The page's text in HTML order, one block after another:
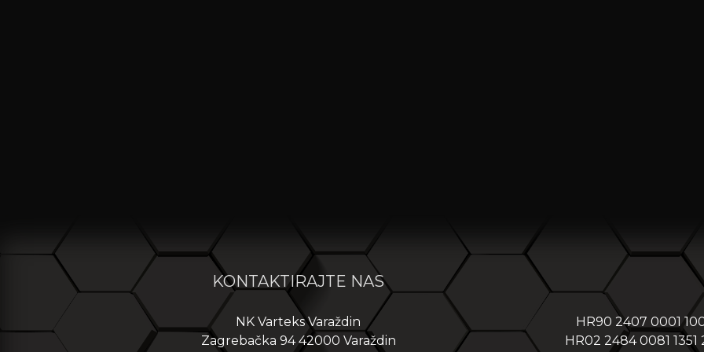
KONTAKTIRAJTE NAS
NK Varteks Varaždin
Zagrebačka 94 42000 Varaždin
HR90 2407 0001
HR02 2484 0081 1351